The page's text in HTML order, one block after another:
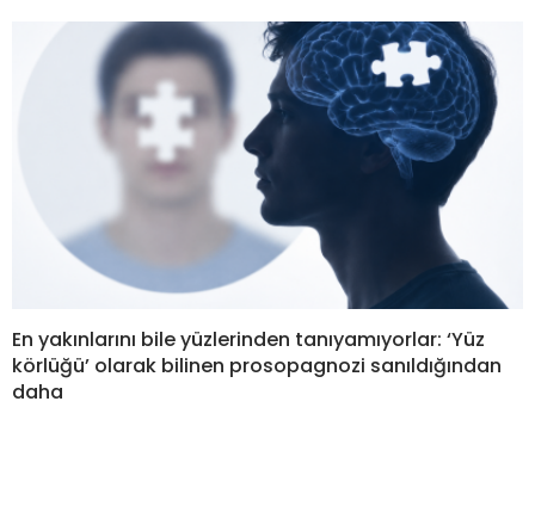
En yakınlarını bile yüzlerinden tanıyamıyorlar: ‘Yüz
körlüğü’ olarak bilinen prosopagnozi sanıldığından
daha